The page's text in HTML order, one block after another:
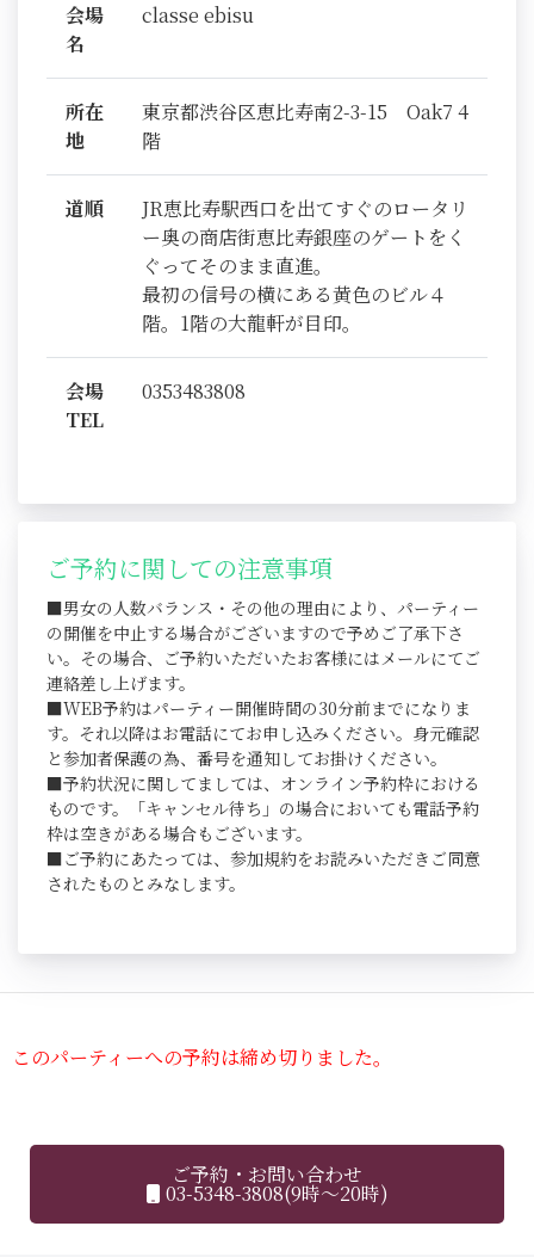
会場
名
classe ebisu
所在
地
東京都渋谷区恵比寿南2-3-15 Oak7 4
階
道順
JR恵比寿駅西口を出てすぐのロータリ
ー奥の商店街恵比寿銀座のゲートをく
ぐってそのまま直進。
最初の信号の横にある黄色のビル４
階。1階の大龍軒が目印。
会場
TEL
0353483808
ご予約に関しての注意事項
■男女の人数バランス・その他の理由により、パーティー
の開催を中止する場合がございますので予めご了承下さ
い。その場合、ご予約いただいたお客様にはメールにてご
連絡差し上げます。
■WEB予約はパーティー開催時間の30分前までになりま
す。それ以降はお電話にてお申し込みください。身元確認
と参加者保護の為、番号を通知してお掛けください。
■予約状況に関してましては、オンライン予約枠における
ものです。「キャンセル待ち」の場合においても電話予約
枠は空きがある場合もございます。
■ご予約にあたっては、参加規約をお読みいただきご同意
されたものとみなします。
このパーティーへの予約は締め切りました。
ご予約・お問い合わせ
03-5348-3808(9時～20時)